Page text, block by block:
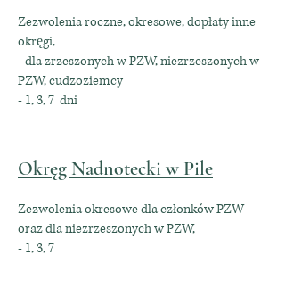
Zezwolenia roczne, okresowe, dopłaty inne
okręgi,
- dla zrzeszonych w PZW, niezrzeszonych w
PZW, cudzoziemcy
- 1, 3, 7 dni
Okręg Nadnotecki w Pile
Zezwolenia okresowe dla członków PZW
oraz dla niezrzeszonych w PZW,
- 1, 3, 7